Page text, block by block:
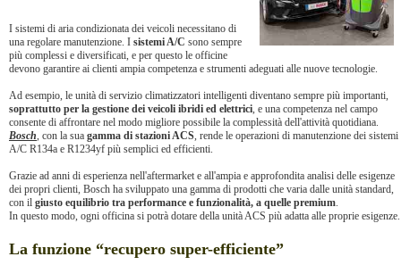
I sistemi di aria condizionata dei veicoli necessitano di
una regolare manutenzione. I sistemi A/C sono sempre
più complessi e diversificati, e per questo le officine
devono garantire ai clienti ampia competenza e strumenti adeguati alle nuove tecnologie.
Ad esempio, le unità di servizio climatizzatori intelligenti diventano sempre più importanti,
soprattutto per la gestione dei veicoli ibridi ed elettrici, e una competenza nel campo
consente di affrontare nel modo migliore possibile la complessità dell'attività quotidiana.
Bosch, con la sua gamma di stazioni ACS, rende le operazioni di manutenzione dei sistemi
A/C R134a e R1234yf più semplici ed efficienti.
Grazie ad anni di esperienza nell'aftermarket e all'ampia e approfondita analisi delle esigenze
dei propri clienti, Bosch ha sviluppato una gamma di prodotti che varia dalle unità standard,
con il giusto equilibrio tra performance e funzionalità, a quelle premium.
In questo modo, ogni officina si potrà dotare della unità ACS più adatta alle proprie esigenze.
La funzione “recupero super-efficiente”